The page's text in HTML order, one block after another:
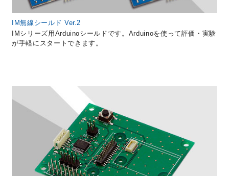
IM無線シールド Ver.2
IMシリーズ用Arduinoシールドです。Arduinoを使って評価・実験
が手軽にスタートできます。